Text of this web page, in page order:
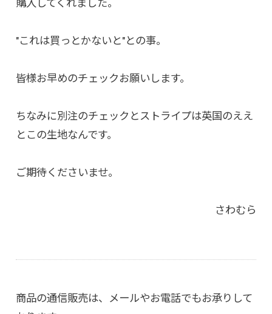
購入してくれました。
"これは買っとかないと"との事。
皆様お早めのチェックお願いします。
ちなみに別注のチェックとストライプは英国のええ
とこの生地なんです。
ご期待くださいませ。
さわむら
商品の通信販売は、メールやお電話でもお承りして